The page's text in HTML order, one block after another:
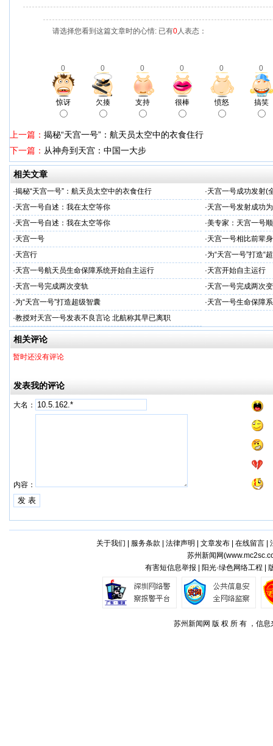
请选择您看到这篇文章时的心情: 已有0人表态：
0 0 0 0 0 0
惊讶 欠揍 支持 很棒 愤怒 搞笑
上一篇： 揭秘“天宫一号”：航天员太空中的衣食住行
下一篇： 从神舟到天宫：中国一大步
相关文章
·揭秘“天宫一号”：航天员太空中的衣食住行 ·天宫一号成功发射(
·天宫一号自述：我在太空等你 ·天宫一号发射成功
·天宫一号自述：我在太空等你 ·美专家：天宫一号
·天宫一号 ·天宫一号相比前辈
·天宫行 ·为“天宫一号”打造“
·天宫一号航天员生命保障系统开始自主运行 ·天宫开始自主运行
·天宫一号完成两次变轨 ·天宫一号完成两次
·为“天宫一号”打造超级智囊 ·天宫一号生命保障
·教授对天宫一号发表不良言论 北航称其早已离职
相关评论
暂时还没有评论
发表我的评论
大名：
内容：
关于我们 服务条款 法律声明 文章发布| 在线留言|
苏州新闻网(
有害短信息举报 | 阳光·绿色网络工程 |
苏州新闻网 版 权 所 有 ，信